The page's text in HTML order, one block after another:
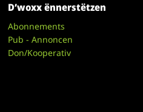
D’woxx ënnerstëtzen
Abonnements
Pub - Annoncen
Don/Kooperativ